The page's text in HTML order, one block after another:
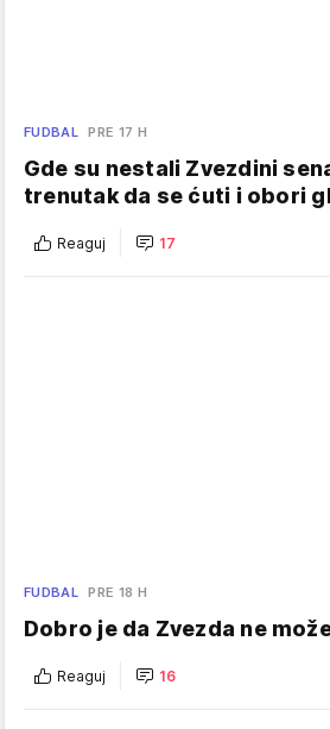
FUDBAL PRE 17 H
Gde su nestali Zvezdini
trenutak da se ćuti i obori
Reaguj 17
FUDBAL PRE 18 H
Dobro je da Zvezda ne
Reaguj 16